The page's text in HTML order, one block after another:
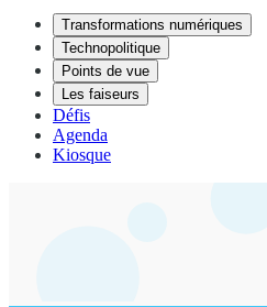
Transformations numériques
Technopolitique
Points de vue
Les faiseurs
Défis
Agenda
Kiosque